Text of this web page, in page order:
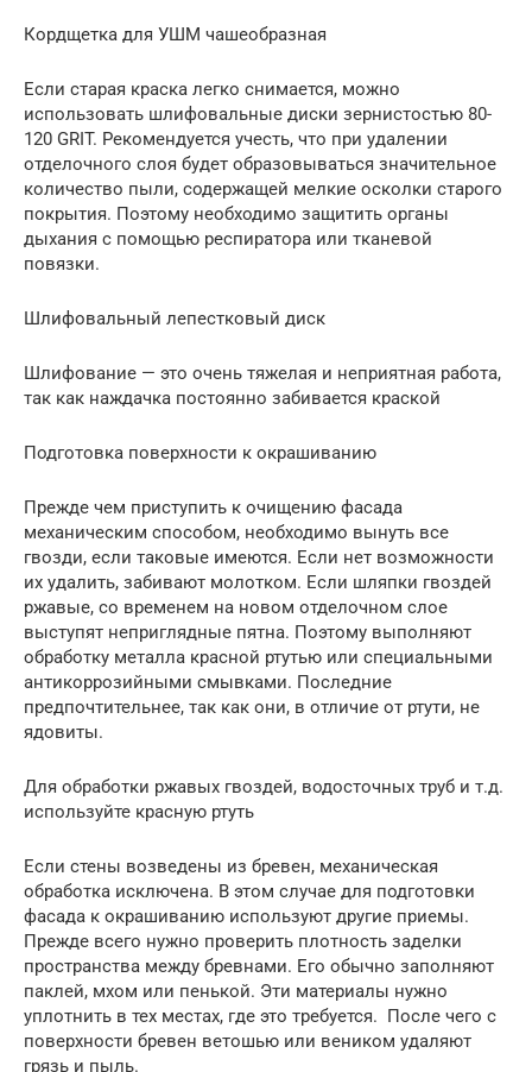
Кордщетка для УШМ чашеобразная
Если старая краска легко снимается, можно
использовать шлифовальные диски зернистостью 80-
120 GRIT. Рекомендуется учесть, что при удалении
отделочного слоя будет образовываться значительное
количество пыли, содержащей мелкие осколки старого
покрытия. Поэтому необходимо защитить органы
дыхания с помощью респиратора или тканевой
повязки.
Шлифовальный лепестковый диск
Шлифование — это очень тяжелая и неприятная работа,
так как наждачка постоянно забивается краской
Подготовка поверхности к окрашиванию
Прежде чем приступить к очищению фасада
механическим способом, необходимо вынуть все
гвозди, если таковые имеются. Если нет возможности
их удалить, забивают молотком. Если шляпки гвоздей
ржавые, со временем на новом отделочном слое
выступят неприглядные пятна. Поэтому выполняют
обработку металла красной ртутью или специальными
антикоррозийными смывками. Последние
предпочтительнее, так как они, в отличие от ртути, не
ядовиты.
Для обработки ржавых гвоздей, водосточных труб и т.д.
используйте красную ртуть
Если стены возведены из бревен, механическая
обработка исключена. В этом случае для подготовки
фасада к окрашиванию используют другие приемы.
Прежде всего нужно проверить плотность заделки
пространства между бревнами. Его обычно заполняют
паклей, мхом или пенькой. Эти материалы нужно
уплотнить в тех местах, где это требуется. После чего с
поверхности бревен ветошью или веником удаляют
грязь и пыль.